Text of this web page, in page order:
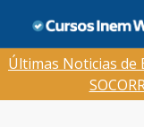
contenido
Últimas Noticias de